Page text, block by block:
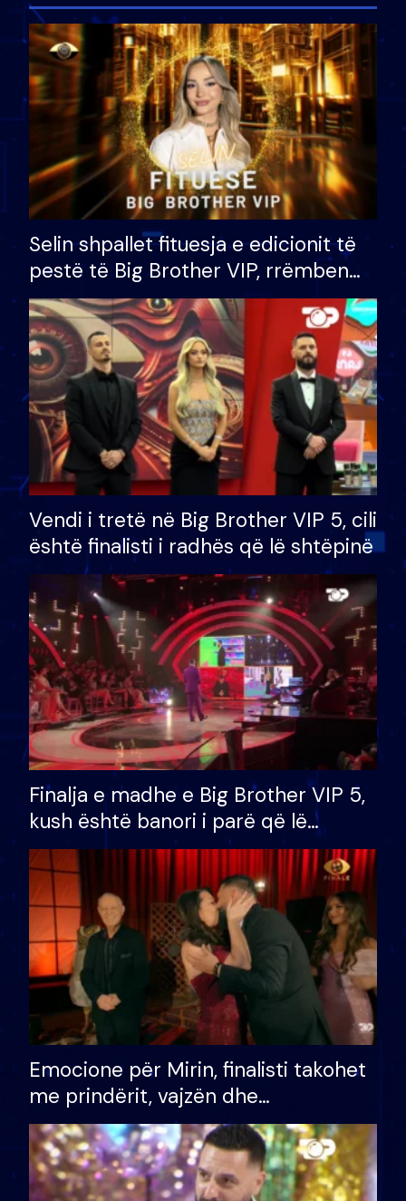
Selin shpallet fituesja e edicionit të
pestë të Big Brother VIP, rrëmben
çmimin e madh prej 100 mijë eurosh
Vendi i tretë në Big Brother VIP 5, cili
është finalisti i radhës që lë shtëpinë
Finalja e madhe e Big Brother VIP 5,
kush është banori i parë që lë
shtëpinë dhe humb mundësinë për
të fituar çmimin e madh
Emocione për Mirin, finalisti takohet
me prindërit, vajzën dhe
bashkëshorten: S’kemi ndonjë letër
divorci apo jo?